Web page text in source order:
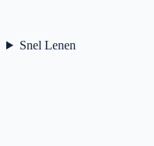
Snel Lenen